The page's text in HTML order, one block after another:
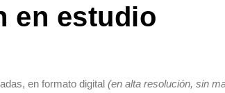
en estudio
en formato digital (en alta resolución, sin